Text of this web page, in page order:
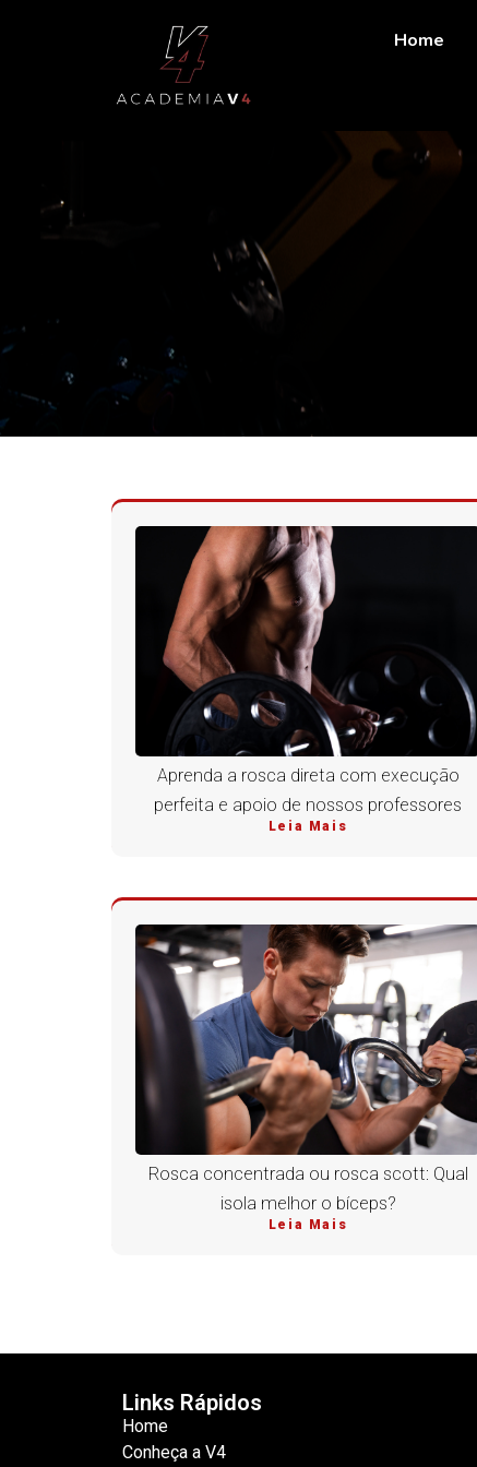
Home
Aprenda a rosca direta com execução
perfeita e apoio de nossos professores
Leia Mais
Rosca concentrada ou rosca scott: Qual
isola melhor o bíceps?
Leia Mais
Links Rápidos
Home
Conheça a V4